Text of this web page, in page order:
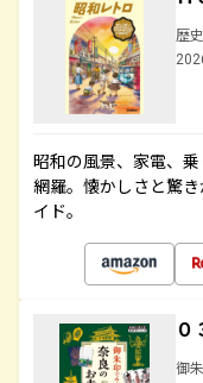
歴
昭和の風景、家電、
網羅。懐かしさと驚
イド。
御